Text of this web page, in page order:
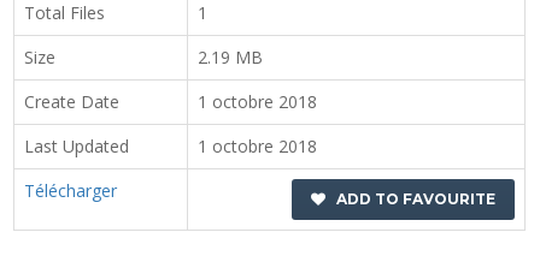
Total Files
1
Size
2.19 MB
Create Date
1 octobre 2018
Last Updated
1 octobre 2018
Télécharger
ADD TO FAVOURITE